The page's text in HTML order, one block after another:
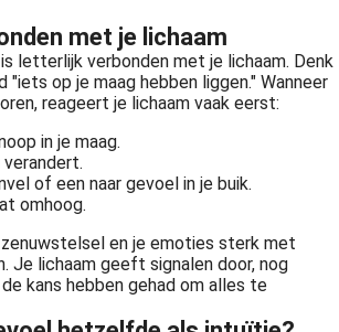
met je lichaam
letterlijk verbonden met je lichaam. Denk
"iets op je maag hebben liggen." Wanneer
reageert je lichaam vaak eerst:
in je maag.
of een naar gevoel in je buik.
omhoog.
en je emoties sterk met
Je lichaam geeft signalen door, nog
kans hebben gehad om alles te